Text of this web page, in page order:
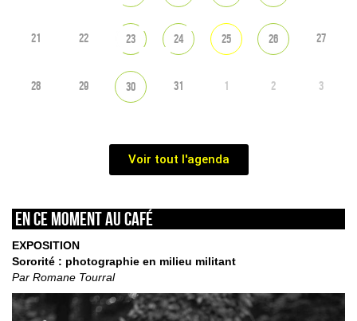
21 22 23 24 25 26 27
28 29 30 31 1 2 3
Voir tout l'agenda
En ce moment au café
EXPOSITION
Sororité : photographie en milieu militant
Par Romane Tourral